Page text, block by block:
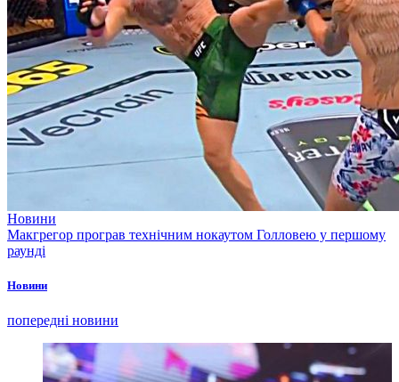
Новини
Макгрегор програв технічним нокаутом Голловею у першому
раунді
Новини
попередні новини